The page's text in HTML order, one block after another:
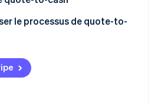
Stripe construit l’infrastructure
les processus
des contrats et la
le processus de quote-to-